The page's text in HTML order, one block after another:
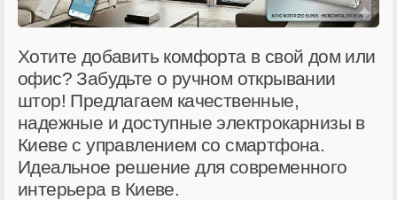
Хотите добавить комфорта в свой дом или
офис? Забудьте о ручном открывании
штор! Предлагаем качественные,
надежные и доступные электрокарнизы в
Киеве с управлением со смартфона.
Идеальное решение для современного
интерьера в Киеве.